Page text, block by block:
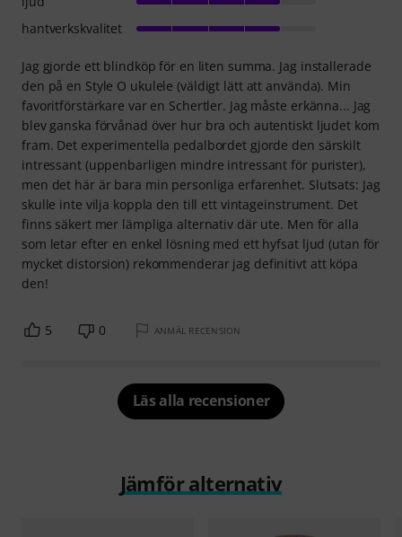
Jag gjorde ett blindköp för en liten summa. Jag installerade
den på en Style O ukulele (väldigt lätt att använda). Min
favoritförstärkare var en Schertler. Jag måste erkänna... Jag
blev ganska förvånad över hur bra och autentiskt ljudet kom
fram. Det experimentella pedalbordet gjorde den särskilt
intressant (uppenbarligen mindre intressant för purister),
men det här är bara min personliga erfarenhet. Slutsats: Jag
skulle inte vilja koppla den till ett vintageinstrument. Det
finns säkert mer lämpliga alternativ där ute. Men för alla
som letar efter en enkel lösning med ett hyfsat ljud (utan för
mycket distorsion) rekommenderar jag definitivt att köpa
den!
hantverkskvalitet
5 0 ANMÄL RECENSION
Läs alla recensioner
Jämför alternativ